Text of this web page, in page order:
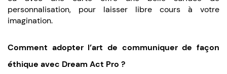
personnalisation, pour laisser libre cours à votre
imagination.
Comment adopter l’art de communiquer de façon
éthique avec Dream Act Pro ?